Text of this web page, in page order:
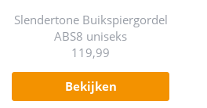
Slendertone Buikspiergordel
ABS8 uniseks
119,99
bekijken